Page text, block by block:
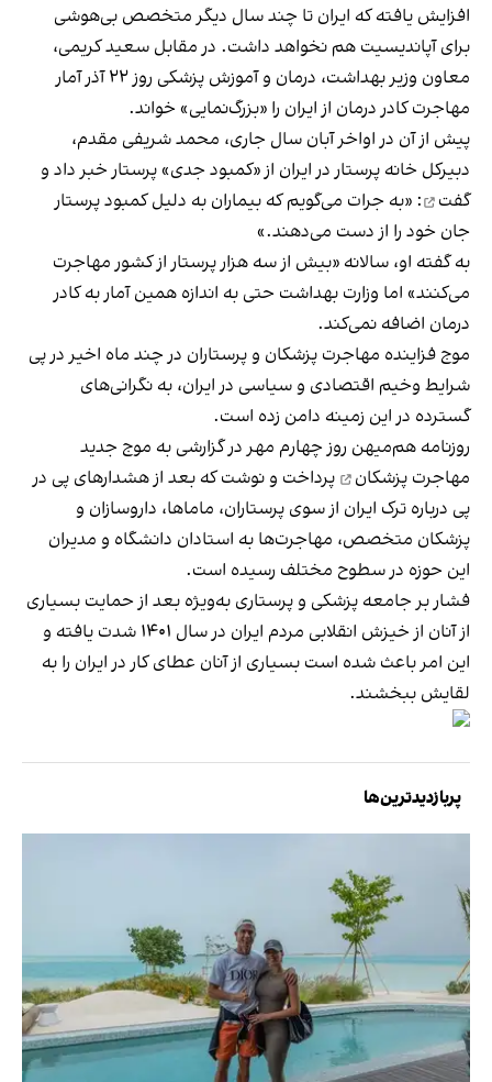
افزایش یافته که ایران تا چند سال دیگر متخصص بی‌هوشی
برای آپاندیسیت هم نخواهد داشت. در مقابل سعید کریمی،
معاون وزیر بهداشت، درمان و آموزش پزشکی روز ۲۲ آذر آمار
مهاجرت کادر درمان از ایران را «بزرگ‌نمایی» خواند.
پیش از آن در اواخر آبان سال جاری، محمد شریفی مقدم،
دبیرکل خانه پرستار در ایران از «کمبود جدی» پرستارخبر داد و
گفت
: «به جرات می‌گویم که بیماران به دلیل کمبود پرستار
جان خود را از دست می‌دهند.»
به گفته او، سالانه «بیش از سه هزار پرستار از کشور مهاجرت
می‌کنند» اما وزارت بهداشت حتی به اندازه همین آمار به کادر
درمان اضافه نمی‌کند.
موج فزاینده مهاجرت پزشکان و پرستاران در چند ماه اخیر در پی
شرایط وخیم اقتصادی و سیاسی در ایران، به نگرانی‌های
گسترده در این زمینه دامن زده است.
روزنامه هم‌میهن روز چهارم مهر در گزارشی به موج جدید
مهاجرت پزشکان
پرداخت و نوشت که بعد از هشدارهای پی‌ در
پی درباره ترک ایران از سوی پرستاران، ماماها‌، داروسازان و
پزشکان متخصص، مهاجرت‌ها به استادان دانشگاه و مدیران
این حوزه در سطوح مختلف رسیده است.
فشار بر جامعه پزشکی و پرستاری به‌ویژه بعد از حمایت بسیاری
از آنان از خیزش انقلابی مردم ایران در سال ۱۴۰۱ شدت یافته و
این امر باعث شده است بسیاری از آنان عطای کار در ایران را به
لقایش ببخشند.
پربازدیدترین‌ها